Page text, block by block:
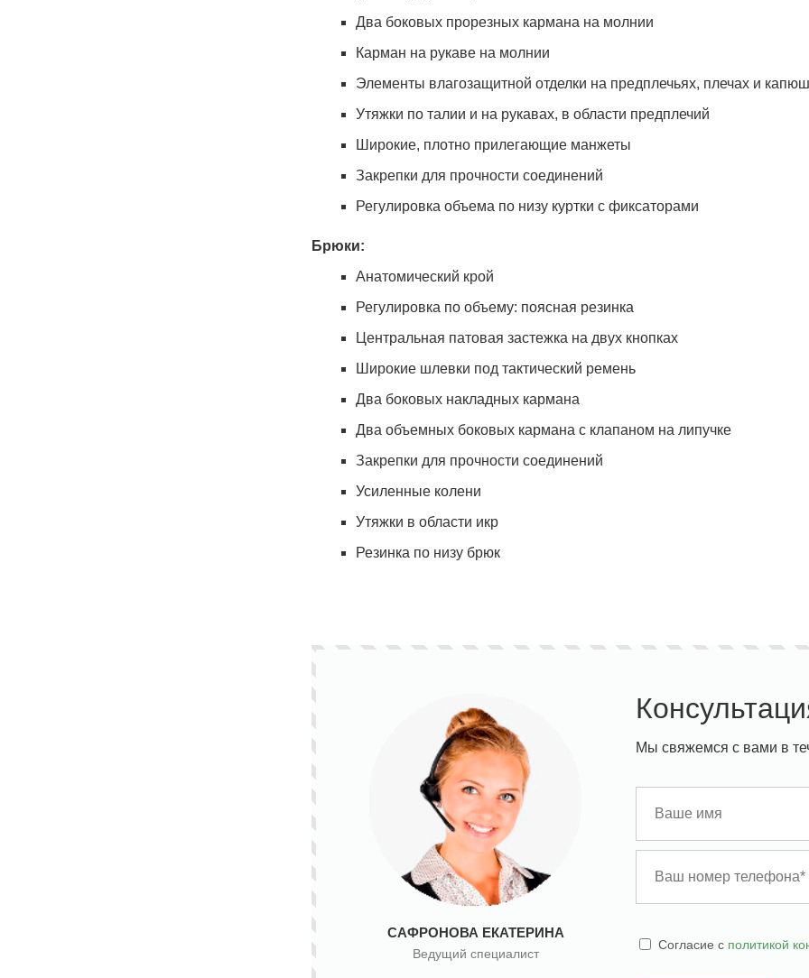
Два боковых прорезных кармана на молнии
Карман на рукаве на молнии
Элементы влагозащитной отделки на предплечьях, плечах и
Утяжки по талии и на рукавах, в области предплечий
Широкие, плотно прилегающие манжеты
Закрепки для прочности соединений
Регулировка объема по низу куртки с фиксаторами
Брюки:
Анатомический крой
Регулировка по объему: поясная резинка
Центральная патовая застежка на двух кнопках
Широкие шлевки под тактический ремень
Два боковых накладных кармана
Два объемных боковых кармана с клапаном на липучке
Закрепки для прочности соединений
Усиленные колени
Утяжки в области икр
Резинка по низу брюк
САФРОНОВА ЕКАТЕРИНА
Ведущий специалист
Мы свяжемся с вами в
Cогласие с политикой